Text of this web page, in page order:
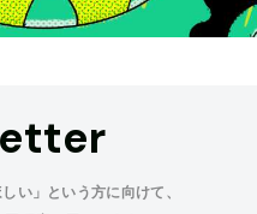
い」という方に向けて、